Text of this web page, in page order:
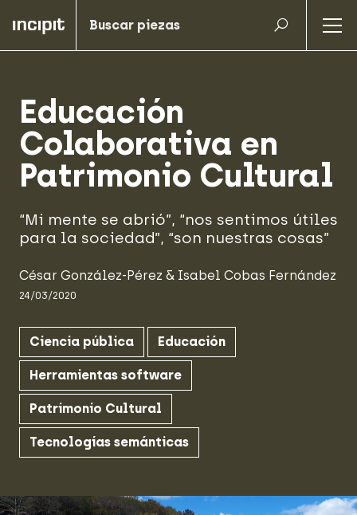
Educación
Colaborativa en
Patrimonio Cultural
“Mi mente se abrió”, “nos sentimos útiles
para la sociedad”, “son nuestras cosas”
César González-Pérez & Isabel Cobas Fernández
24/03/2020
Ciencia pública Educación
Herramientas software
Patrimonio Cultural
Tecnologías semánticas